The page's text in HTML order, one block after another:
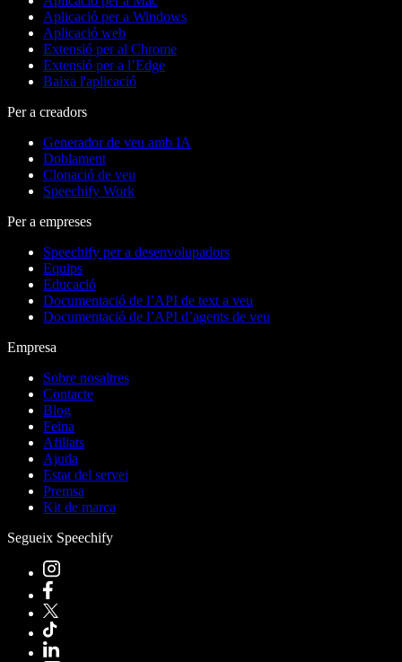
Aplicació per a Windows
Aplicació web
Extensió per al Chrome
Extensió per a l’Edge
Baixa l'aplicació
Per a creadors
Generador de veu amb IA
Doblament
Clonació de veu
Speechify Work
Per a empreses
Speechify per a desenvolupadors
Equips
Educació
Documentació de l’API de text a veu
Documentació de l’API d’agents de veu
Empresa
Sobre nosaltres
Contacte
Blog
Feina
Afiliats
Ajuda
Estat del servei
Premsa
Kit de marca
Segueix Speechify